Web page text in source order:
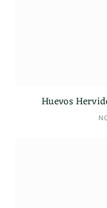
Huevos